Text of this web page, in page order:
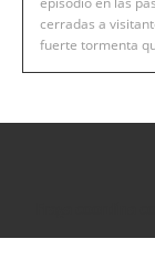
cerradas a
fuerte tormenta